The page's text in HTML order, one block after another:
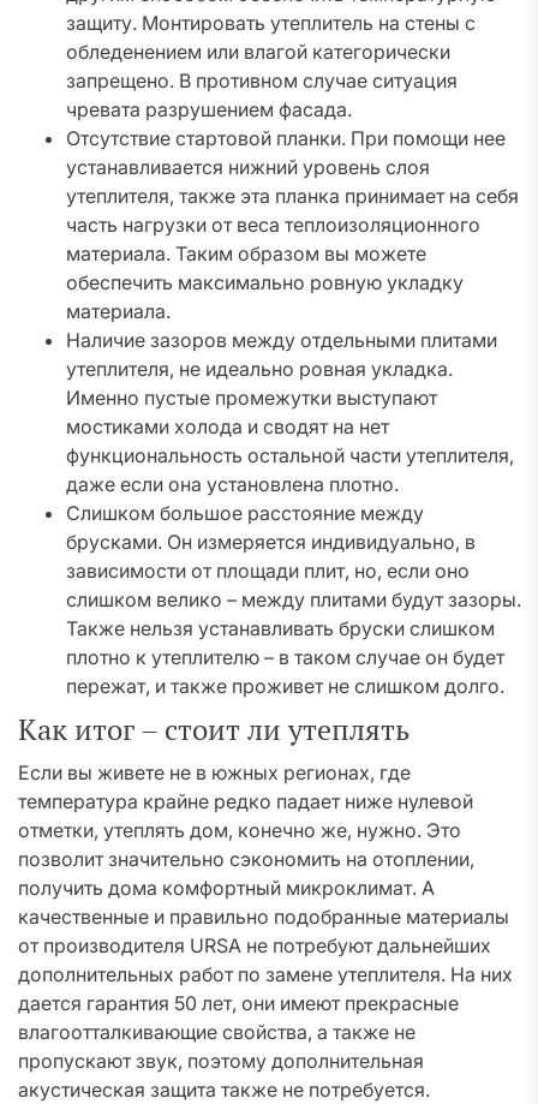
защиту. Монтировать утеплитель на стены с
обледенением или влагой категорически
запрещено. В противном случае ситуация
чревата разрушением фасада.
Отсутствие стартовой планки. При помощи нее
устанавливается нижний уровень слоя
утеплителя, также эта планка принимает на себя
часть нагрузки от веса теплоизоляционного
материала. Таким образом вы можете
обеспечить максимально ровную укладку
материала.
Наличие зазоров между отдельными плитами
утеплителя, не идеально ровная укладка.
Именно пустые промежутки выступают
мостиками холода и сводят на нет
функциональность остальной части утеплителя,
даже если она установлена плотно.
Слишком большое расстояние между
брусками. Он измеряется индивидуально, в
зависимости от площади плит, но, если оно
слишком велико – между плитами будут зазоры.
Также нельзя устанавливать бруски слишком
плотно к утеплителю – в таком случае он будет
пережат, и также проживет не слишком долго.
Как итог – стоит ли утеплять
Если вы живете не в южных регионах, где
температура крайне редко падает ниже нулевой
отметки, утеплять дом, конечно же, нужно. Это
позволит значительно сэкономить на отоплении,
получить дома комфортный микроклимат. А
качественные и правильно подобранные материалы
от производителя URSA не потребуют дальнейших
дополнительных работ по замене утеплителя. На них
дается гарантия 50 лет, они имеют прекрасные
влагоотталкивающие свойства, а также не
пропускают звук, поэтому дополнительная
акустическая защита также не потребуется.